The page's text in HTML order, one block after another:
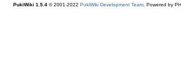
PukiWiki 1.5.4© 2001-2022 PukiWiki Development Team. Powered by